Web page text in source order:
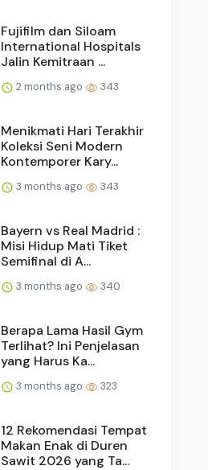
Fujifilm dan Siloam
International Hospitals
Jalin Kemitraan ...
2 months ago 343
Menikmati Hari Terakhir
Koleksi Seni Modern
Kontemporer Kary...
3 months ago 343
Bayern vs Real Madrid :
Misi Hidup Mati Tiket
Semifinal di A...
3 months ago 340
Berapa Lama Hasil Gym
Terlihat? Ini Penjelasan
yang Harus Ka...
3 months ago 323
12 Rekomendasi Tempat
Makan Enak di Duren
Sawit 2026 yang Ta...